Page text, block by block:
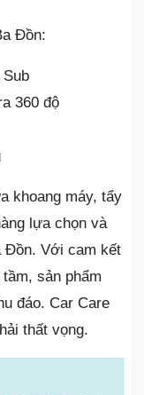
Đồn:
360 độ
khoang máy, tẩy
lựa chọn và
Đồn. Với cam kết
sản phẩm
đáo. Car Care
thất vọng.